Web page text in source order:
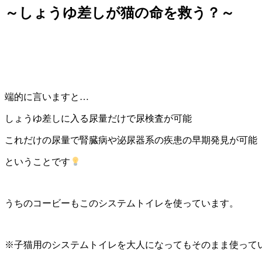
～しょうゆ差しが猫の命を救う？～
端的に言いますと…
しょうゆ差しに入る尿量だけで尿検査が可能
これだけの尿量で腎臓病や泌尿器系の疾患の早期発見が可能
ということです
うちのコービーもこのシステムトイレを使っています。
※子猫用のシステムトイレを大人になってもそのまま使って